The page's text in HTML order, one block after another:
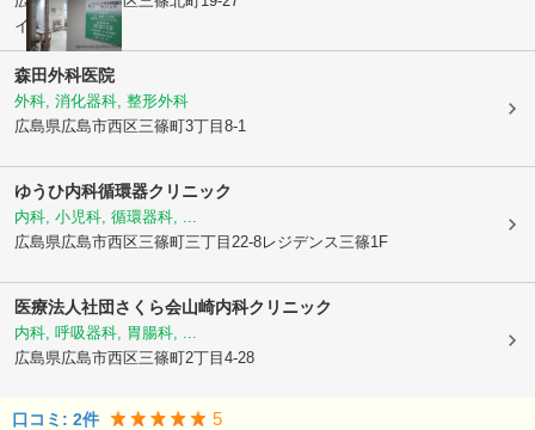
イケダビル5F
森田外科医院
外科, 消化器科, 整形外科
広島県広島市西区三篠町3丁目8-1
ゆうひ内科循環器クリニック
内科, 小児科, 循環器科, ...
広島県広島市西区三篠町三丁目22-8レジデンス三篠1F
医療法人社団さくら会山崎内科クリニック
内科, 呼吸器科, 胃腸科, ...
広島県広島市西区三篠町2丁目4-28
口コミ: 2件 5